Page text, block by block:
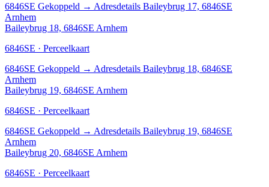
6846SE Gekoppeld → Adresdetails Baileybrug 17, 6846SE
Arnhem
Baileybrug 18, 6846SE Arnhem
6846SE · Perceelkaart
6846SE Gekoppeld → Adresdetails Baileybrug 18, 6846SE
Arnhem
Baileybrug 19, 6846SE Arnhem
6846SE · Perceelkaart
6846SE Gekoppeld → Adresdetails Baileybrug 19, 6846SE
Arnhem
Baileybrug 20, 6846SE Arnhem
6846SE · Perceelkaart